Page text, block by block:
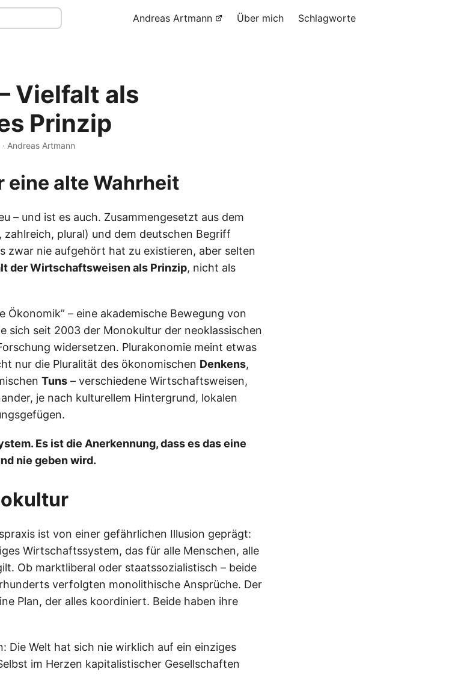
Andreas Artmann Über mich Schlagworte
Vielfalt als
Prinzip
Andreas Artmann
eine alte Wahrheit
– und ist es auch. Zusammengesetzt aus dem
zahlreich, plural) und dem deutschen Begriff
zwar nie aufgehört hat zu existieren, aber selten
der Wirtschaftsweisen als Prinzip, nicht als
Ökonomik” – eine akademische Bewegung von
sich seit 2003 der Monokultur der neoklassischen
widersetzen. Plurakonomie meint etwas
nur die Pluralität des ökonomischen Denkens,
Tuns – verschiedene Wirtschaftsweisen,
je nach kulturellem Hintergrund, lokalen
Es ist die Anerkennung, dass es das eine
nie geben wird.
ist von einer gefährlichen Illusion geprägt:
Wirtschaftssystem, das für alle Menschen, alle
Ob marktliberal oder staatssozialistisch – beide
verfolgten monolithische Ansprüche. Der
Plan, der alles koordiniert. Beide haben ihre
Die Welt hat sich nie wirklich auf ein einziges
im Herzen kapitalistischer Gesellschaften